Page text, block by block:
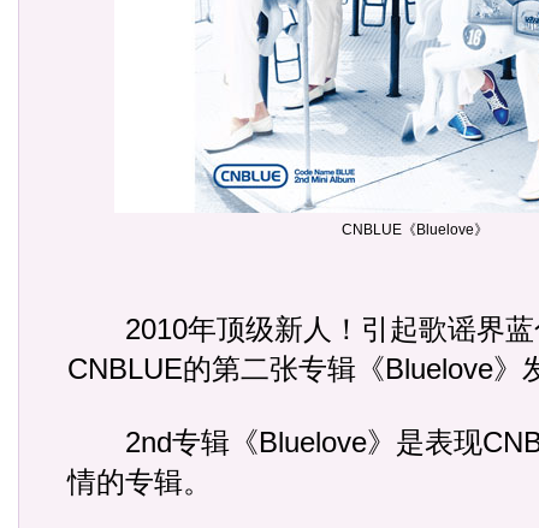
CNBLUE《Bluelove》
2010年顶级新人！引起歌谣界蓝
CNBLUE的第二张专辑《Bluelove》
2nd专辑《Bluelove》是表现
情的专辑。